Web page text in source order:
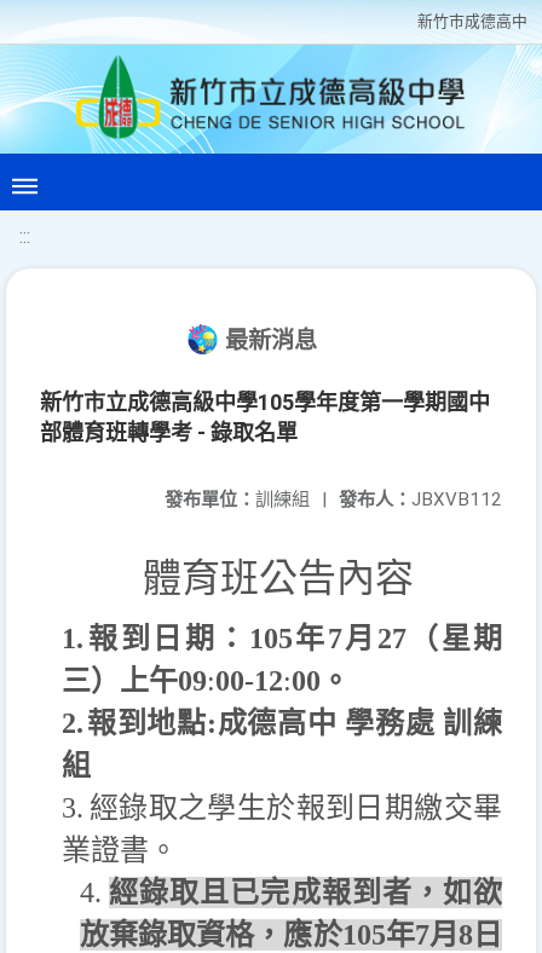
新竹巿成德高中
:::
最新消息
新竹市立成德高級中學105學年度第一學期國中
部體育班轉學考 - 錄取名單
發布人： JBXVB112
發布單位： 訓練組 |
體育班公告內容
1. 報到日期： 105年7月27（星期
三）上午09:00-12:00 。
2.報到地點:成德高中 學務處 訓練
組
3. 經錄取之學生於報到日期繳交畢
業證書。
4. 經錄取且已完成報到者，如欲
放棄錄取資格，應於105年7月 8日